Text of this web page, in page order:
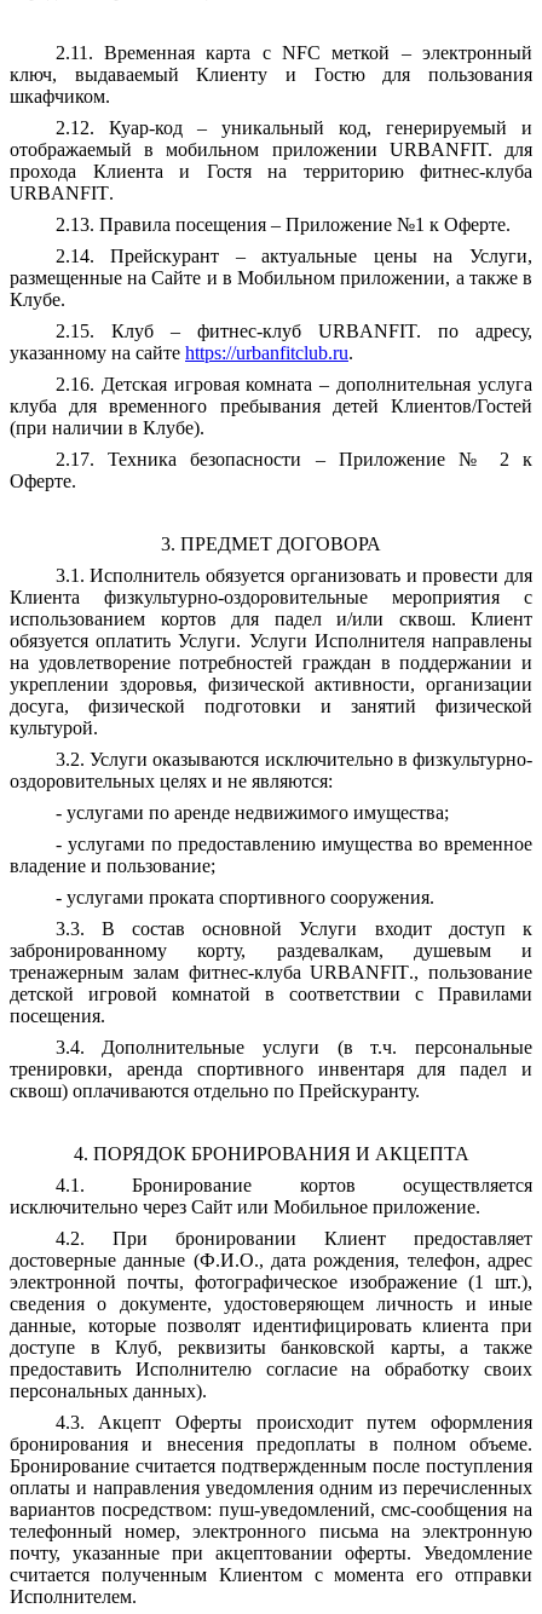
2.11. Временная карта с NFC меткой – электронный
ключ, выдаваемый Клиенту и Гостю для пользования
шкафчиком.
2.12. Куар-код – уникальный код, генерируемый и
отображаемый в мобильном приложении URBANFIT. для
прохода Клиента и Гостя на территорию фитнес-клуба
URBANFIT.
2.13. Правила посещения – Приложение №1 к Оферте.
2.14. Прейскурант – актуальные цены на Услуги,
размещенные на Сайте и в Мобильном приложении, а также в
Клубе.
2.15. Клуб – фитнес-клуб URBANFIT. по адресу,
указанному на сайте https://urbanfitclub.ru.
2.16. Детская игровая комната – дополнительная услуга
клуба для временного пребывания детей Клиентов/Гостей
(при наличии в Клубе).
2.17. Техника безопасности – Приложение № 2 к
Оферте.
3. ПРЕДМЕТ ДОГОВОРА
3.1. Исполнитель обязуется организовать и провести для
Клиента физкультурно-оздоровительные мероприятия с
использованием кортов для падел и/или сквош. Клиент
обязуется оплатить Услуги. Услуги Исполнителя направлены
на удовлетворение потребностей граждан в поддержании и
укреплении здоровья, физической активности, организации
досуга, физической подготовки и занятий физической
культурой.
3.2. Услуги оказываются исключительно в физкультурно-
оздоровительных целях и не являются:
- услугами по аренде недвижимого имущества;
- услугами по предоставлению имущества во временное
владение и пользование;
- услугами проката спортивного сооружения.
3.3. В состав основной Услуги входит доступ к
забронированному корту, раздевалкам, душевым и
тренажерным залам фитнес-клубаURBANFIT., пользование
детской игровой комнатой в соответствии с Правилами
посещения.
3.4. Дополнительные услуги (в т.ч. персональные
тренировки, аренда спортивного инвентаря для падел и
сквош) оплачиваются отдельно по Прейскуранту.
4. ПОРЯДОК БРОНИРОВАНИЯ И АКЦЕПТА
4.1. Бронирование кортов осуществляется
исключительно через Сайт или Мобильное приложение.
4.2. При бронировании Клиент предоставляет
достоверные данные (Ф.И.О., дата рождения, телефон, адрес
электронной почты, фотографическое изображение (1 шт.),
сведения о документе, удостоверяющем личность и иные
данные, которые позволят идентифицировать клиента при
доступе в Клуб, реквизиты банковской карты, а также
предоставить Исполнителю согласие на обработку своих
персональных данных).
4.3. Акцепт Оферты происходит путем оформления
бронирования и внесения предоплаты в полном объеме.
Бронирование считается подтвержденным после поступления
оплаты и направления уведомления одним из перечисленных
вариантов посредством: пуш-уведомлений, смс-сообщения на
телефонный номер, электронного письма на электронную
почту, указанные при акцептовании оферты. Уведомление
считается полученным Клиентом с момента его отправки
Исполнителем.